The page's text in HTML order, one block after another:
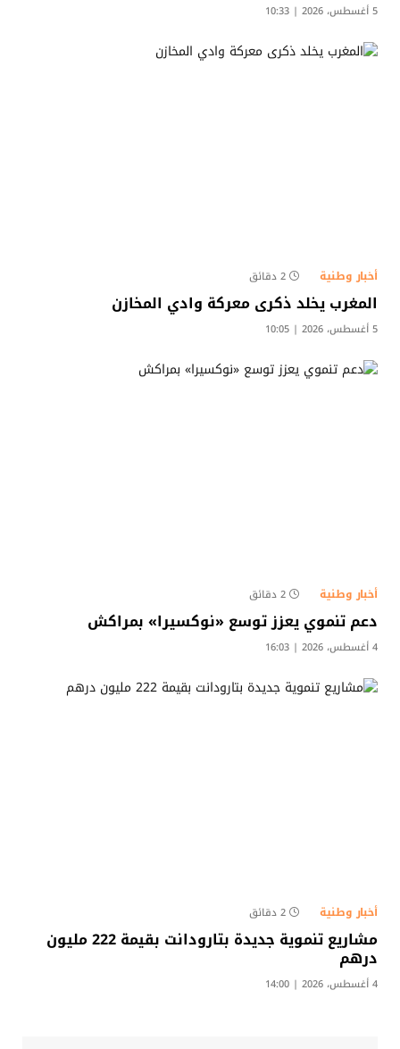
5 أغسطس، 2026 | 10:33
أخبار وطنية 2 دقائق
المغرب يخلد ذكرى معركة وادي المخازن
5 أغسطس، 2026 | 10:05
أخبار وطنية 2 دقائق
دعم تنموي يعزز توسع «نوكسيرا» بمراكش
4 أغسطس، 2026 | 16:03
أخبار وطنية 2 دقائق
مشاريع تنموية جديدة بتارودانت بقيمة 222 مليون
درهم
4 أغسطس، 2026 | 14:00